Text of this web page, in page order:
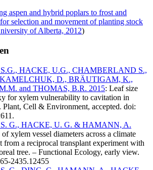
aspen and hybrid poplars to frost and
selection and movement of planting stock
of Alberta, 2012)
HACKE, U.G., CHAMBERLAND S.,
D., BRÄUTIGAM, K.,
and THOMAS, B.R. 2015: Leaf size
for xylem vulnerability to cavitation in
Plant, Cell & Environment, accepted. doi:
G., HACKE, U. G. & HAMANN, A.
xylem vessel diameters across a climate
from a reciprocal transplant experiment with
tree. – Functional Ecology, early view.
2435.12455